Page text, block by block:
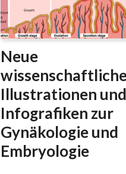
Neue
Illustrationen
Infografiken zur
Gynäkologie und
Embryologie